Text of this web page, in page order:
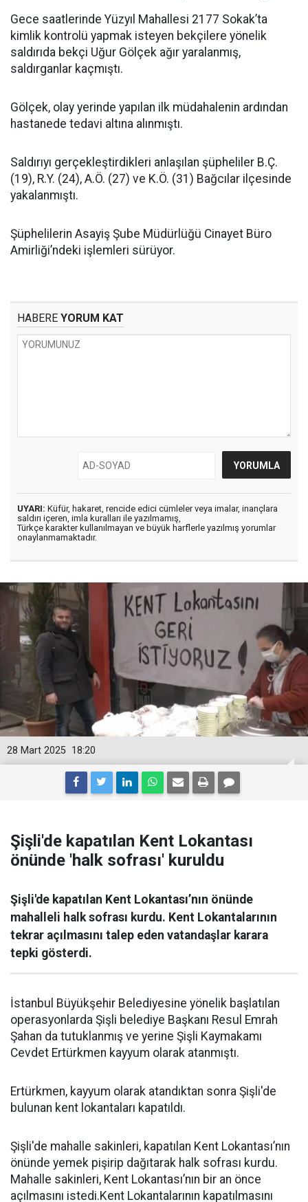
Gece saatlerinde Yüzyıl Mahallesi 2177 Sokak’ta
kimlik kontrolü yapmak isteyen bekçilere yönelik
saldırıda bekçi Uğur Gölçek ağır yaralanmış,
saldırganlar kaçmıştı.
Gölçek, olay yerinde yapılan ilk müdahalenin ardından
hastanede tedavi altına alınmıştı.
Saldırıyı gerçekleştirdikleri anlaşılan şüpheliler B.Ç.
(19), R.Y. (24), A.Ö. (27) ve K.Ö. (31) Bağcılar ilçesinde
yakalanmıştı.
Şüphelilerin Asayiş Şube Müdürlüğü Cinayet Büro
Amirliği’ndeki işlemleri sürüyor.
HABERE YORUM KAT
UYARI: Küfür, hakaret, rencide edici cümleler veya imalar, inançlara
saldırı içeren, imla kuralları ile yazılmamış,
Türkçe karakter kullanılmayan ve büyük harflerle yazılmış yorumlar
onaylanmamaktadır.
18:20
28 Mart 2025
Şişli'de kapatılan Kent Lokantası
önünde 'halk sofrası' kuruldu
Şişli'de kapatılan Kent Lokantası’nın önünde
mahalleli halk sofrası kurdu. Kent Lokantalarının
tekrar açılmasını talep eden vatandaşlar karara
tepki gösterdi.
İstanbul Büyükşehir Belediyesine yönelik başlatılan
operasyonlarda Şişli belediye Başkanı Resul Emrah
Şahan da tutuklanmış ve yerine Şişli Kaymakamı
Cevdet Ertürkmen kayyum olarak atanmıştı.
Ertürkmen, kayyum olarak atandıktan sonra Şişli'de
bulunan kent lokantaları kapatıldı.
Şişli'de mahalle sakinleri, kapatılan Kent Lokantası’nın
önünde yemek pişirip dağıtarak halk sofrası kurdu.
Mahalle sakinleri, Kent Lokantası’nın bir an önce
açılmasını istedi.Kent Lokantalarının kapatılmasını